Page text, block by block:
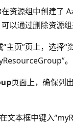
资源组中创建了
以通过删除资源组
页”页上，选择“资
。
页面上，确保列
文本框中键入